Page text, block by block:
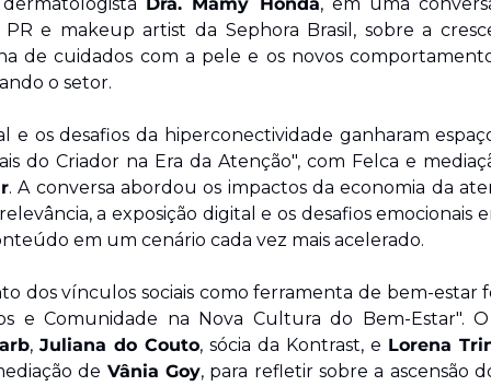
PR e makeup artist da Sephora Brasil, sobre a
de cuidados com a pele e os novos
o setor.
e os desafios da hiperconectividade ganharam
. A conversa abordou os impactos da economia da
a exposição digital e os desafios emocionais
em um cenário cada vez mais acelerado.
dos vínculos sociais como ferramenta de bem-estar
, Juliana do Couto, sócia da Kontrast, e Lorena
de Vânia Goy, para refletir sobre a ascensão